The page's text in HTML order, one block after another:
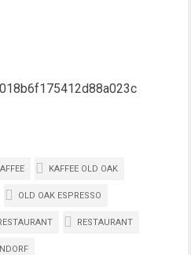
KAFFEE OLD OAK
OLD OAK ESPRESSO
RESTAURANT